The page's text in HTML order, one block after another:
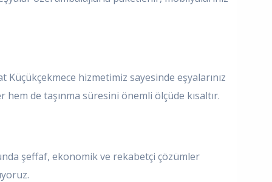
Küçükçekmece hizmetimiz sayesinde eşyalarınız
hem de taşınma süresini önemli ölçüde kısaltır.
şeffaf, ekonomik ve rekabetçi çözümler